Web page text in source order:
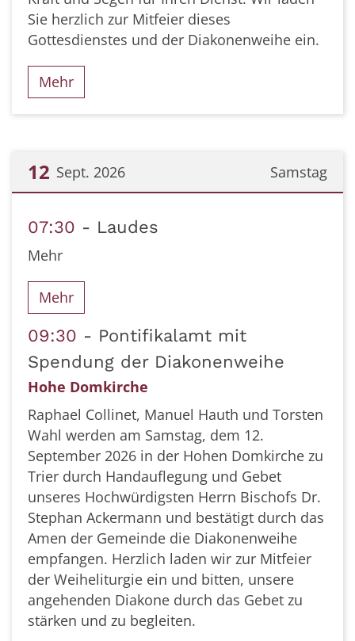
Sie herzlich zur Mitfeier dieses
Gottesdienstes und der Diakonenweihe ein.
Mehr
Samstag
12 Sept. 2026
07:30 Laudes
Mehr
Mehr
09:30
Pontifikalamt mit
Spendung der Diakonenweihe
Hohe Domkirche
Raphael Collinet, Manuel Hauth und Torsten
Wahl werden am Samstag, dem 12.
September 2026 in der Hohen Domkirche zu
Trier durch Handauflegung und Gebet
unseres Hochwürdigsten Herrn Bischofs Dr.
Stephan Ackermann und bestätigt durch das
Amen der Gemeinde die Diakonenweihe
empfangen. Herzlich laden wir zur Mitfeier
der Weiheliturgie ein und bitten, unsere
angehenden Diakone durch das Gebet zu
stärken und zu begleiten.